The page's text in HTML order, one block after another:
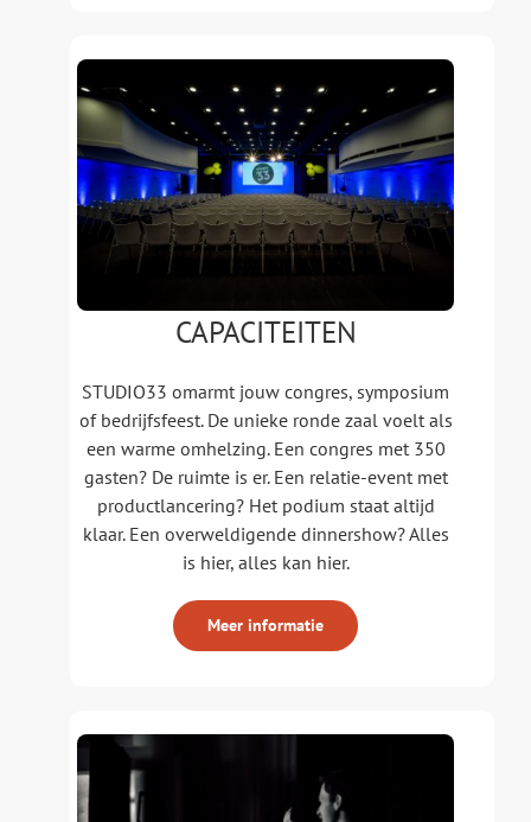
CAPACITEITEN
STUDIO33 omarmt jouw congres, symposium
of bedrijfsfeest. De unieke ronde zaal voelt als
een warme omhelzing. Een congres met 350
gasten? De ruimte is er. Een relatie-event met
productlancering? Het podium staat altijd
klaar. Een overweldigende dinnershow? Alles
is hier, alles kan hier.
Meer informatie